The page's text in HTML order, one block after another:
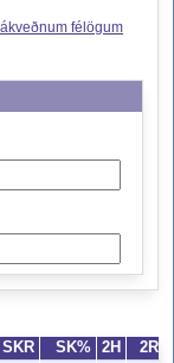
félögum
SKR SK% 2H
2R